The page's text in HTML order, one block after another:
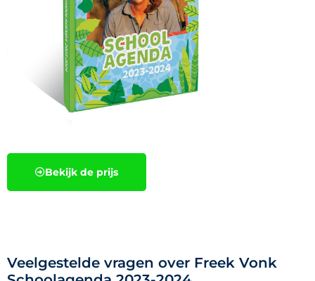
Bekijk de prijs
Veelgestelde vragen over Freek Vonk